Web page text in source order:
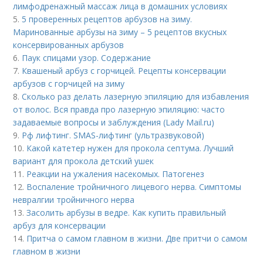
лимфодренажный массаж лица в домашних условиях
5. 5 проверенных рецептов арбузов на зиму.
Маринованные арбузы на зиму – 5 рецептов вкусных
консервированных арбузов
6. Паук спицами узор. Содержание
7. Квашеный арбуз с горчицей. Рецепты консервации
арбузов с горчицей на зиму
8.Сколько раз делать лазерную эпиляцию для избавления
от волос. Вся правда про лазерную эпиляцию: часто
задаваемые вопросы и заблуждения (Lady Mail.ru)
9. Рф лифтинг. SMAS-лифтинг (ультразвуковой)
10. Какой катетер нужен для прокола септума. Лучший
вариант для прокола детский ушек
11. Реакции на ужаления насекомых. Патогенез
12. Воспаление тройничного лицевого нерва. Симптомы
невралгии тройничного нерва
13.Засолить арбузы в ведре. Как купить правильный
арбуз для консервации
14. Притча о самом главном в жизни. Две притчи о самом
главном в жизни